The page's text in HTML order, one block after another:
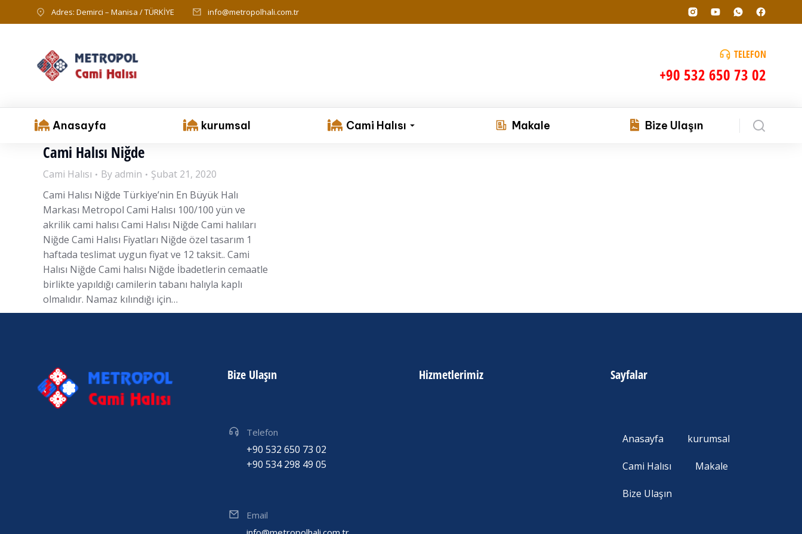
Adres: Demirci – Manisa / TÜRKİYE info@metropolhali.com.tr
TELEFON
+90 532 650 73 02
Anasayfa kurumsal Cami Halısı Makale Bize Ulaşın
Cami Halısı Niğde
Cami Halısı By admin
Şubat 21, 2020
Cami Halısı Niğde Türkiye’nin En Büyük Halı
Markası Metropol Cami Halısı 100/100 yün ve
akrilik cami halısı Cami Halısı Niğde Cami halıları
Niğde Cami Halısı Fiyatları Niğde özel tasarım 1
haftada teslimat uygun fiyat ve 12 taksit.. Cami
Halısı Niğde Cami halısı Niğde İbadetlerin cemaatle
birlikte yapıldığı camilerin tabanı halıyla kaplı
olmalıdır. Namaz kılındığı için…
Bize Ulaşın
Telefon
+90 532 650 73 02
+90 534 298 49 05
Email
Hizmetlerimiz Sayfalar
Anasayfa kurumsal
Cami Halısı Makale
Bize Ulaşın